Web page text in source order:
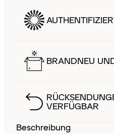
BRANDNEU
VERFÜGBAR
Beschreibung